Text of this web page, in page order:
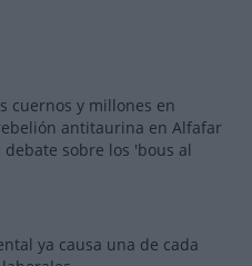
cuernos y millones en
antitaurina en Alfafar
debate sobre los 'bous al
ya causa una de cada